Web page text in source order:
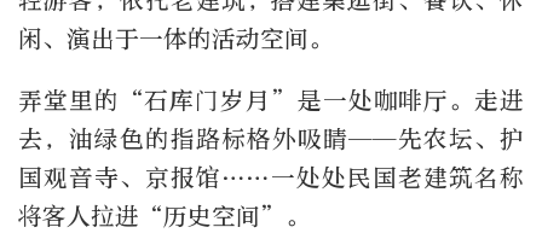
闲、演出于一体的活动空间。
弄堂里的“石库门岁月”是一处咖啡厅。走进
去，油绿色的指路标格外吸睛——先农坛、护
国观音寺、京报馆……一处处民国老建筑名称
将客人拉进“历史空间”。